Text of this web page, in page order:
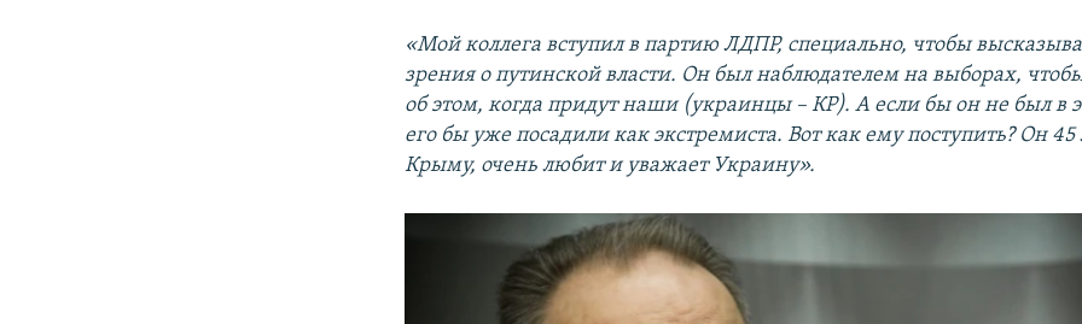
«Мой коллега вступил в партию ЛДПР, специально, чтобы
зрения о путинской власти. Он был наблюдателем на выборах,
об этом, когда придут наши (украинцы – КР). А если бы он не был в
его бы уже посадили как экстремиста. Вот как ему поступить? Он 45
Крыму, очень любит и уважает Украину».